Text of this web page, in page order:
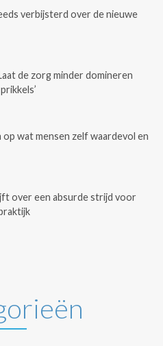
verbijsterd over de nieuwe
de zorg minder domineren
wat mensen zelf waardevol en
over een absurde strijd voor